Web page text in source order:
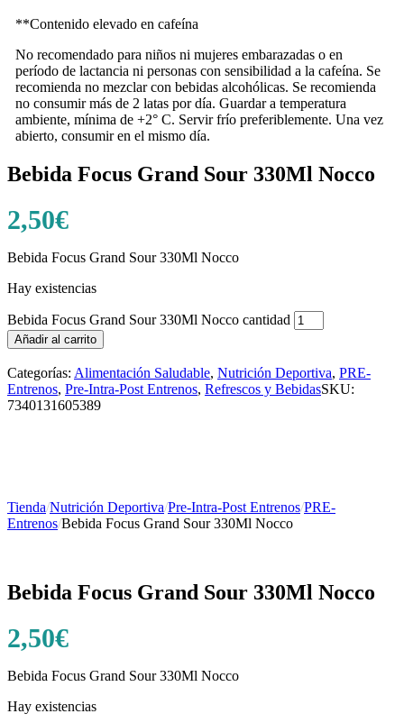
**Contenido elevado en cafeína
No recomendado para niños ni mujeres embarazadas o en
período de lactancia ni personas con sensibilidad a la cafeína. Se
recomienda no mezclar con bebidas alcohólicas. Se recomienda
no consumir más de 2 latas por día. Guardar a temperatura
ambiente, mínima de +2° C. Servir frío preferiblemente. Una vez
abierto, consumir en el mismo día.
Bebida Focus Grand Sour 330Ml Nocco
2,50€
Bebida Focus Grand Sour 330Ml Nocco
Hay existencias
Bebida Focus Grand Sour 330Ml Nocco cantidad
Añadir al carrito
Categorías: Alimentación Saludable, Nutrición Deportiva, PRE-
Entrenos, Pre-Intra-Post Entrenos, Refrescos y BebidasSKU:
7340131605389
Tienda/Nutrición Deportiva/Pre-Intra-Post Entrenos/PRE-
Entrenos/Bebida Focus Grand Sour 330Ml Nocco
Bebida Focus Grand Sour 330Ml Nocco
2,50€
Bebida Focus Grand Sour 330Ml Nocco
Hay existencias